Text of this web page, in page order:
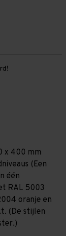
x 400 mm
(Een
één
RAL 5003
oranje en
(De stijlen